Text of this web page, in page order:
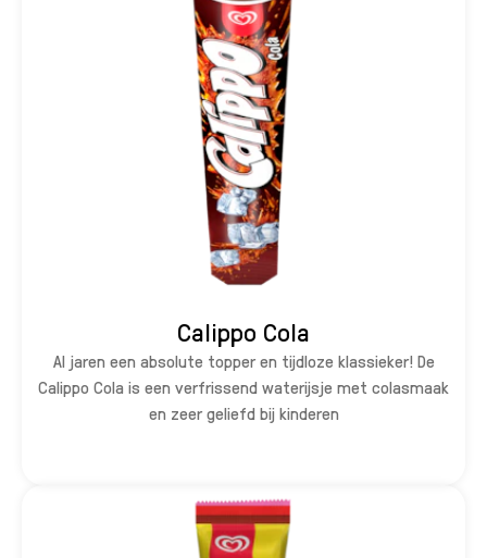
Calippo Cola
Al jaren een absolute topper en tijdloze klassieker! De
Calippo Cola is een verfrissend waterijsje met colasmaak
en zeer geliefd bij kinderen